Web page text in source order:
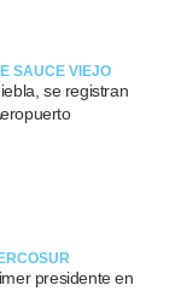
SAUCE VIEJO
se registran
presidente en